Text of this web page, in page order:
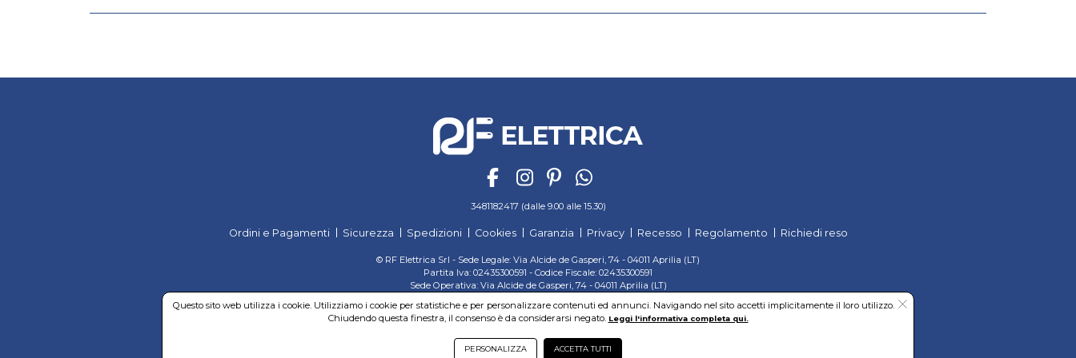
3481182417 (dalle 9.00 alle 15.30)
Ordini e Pagamenti Sicurezza Spedizioni Cookies Garanzia Privacy Recesso Regolamento Richiedi reso
© RF Elettrica Srl - Sede Legale: Via Alcide de Gasperi, 74 - 04011 Aprilia (LT)
Partita Iva: 02435300591 - Codice Fiscale: 02435300591
Sede Operativa: Via Alcide de Gasperi, 74 - 04011 Aprilia (LT)
Questo sito web utilizza i cookie. Utilizziamo i cookie per statistiche e per personalizzare contenuti ed annunci. Navigando nel sito accetti implicitamente il loro utilizzo.
Chiudendo questa finestra, il consenso è da considerarsi negato. Leggi l'informativa completa qui.
PERSONALIZZA ACCETTA TUTTI